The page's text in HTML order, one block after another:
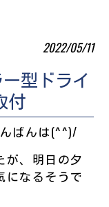
2022/05/11
型ドライ
付
ばんは(^^)/
が、明日の夕
になるそうで